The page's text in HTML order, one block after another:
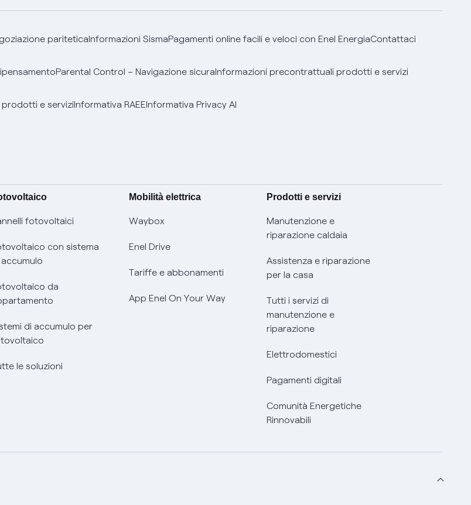
pariteticaInformazioni SismaPagamenti online facili e veloci con Enel EnergiaContattaci
Parental Control – Navigazione sicuraInformazioni precontrattuali prodotti e servizi
prodotti e serviziInformativa RAEEInformativa Privacy AI
fotovoltaici
con sistema
da
di accumulo per
le soluzioni
Mobilità elettrica
Waybox
Enel Drive
Tariffe e abbonamenti
App Enel On Your Way
Prodotti e servizi
Manutenzione e
riparazione caldaia
Assistenza e riparazione
per la casa
Tutti i servizi di
manutenzione e
riparazione
Elettrodomestici
Pagamenti digitali
Comunità Energetiche
Rinnovabili